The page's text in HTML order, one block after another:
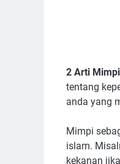
2 Arti
tentang
anda yang
Mimpi
islam.
kekanan